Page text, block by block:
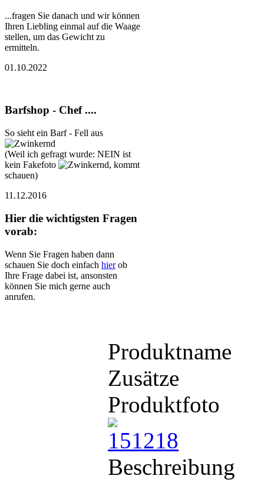
...fragen Sie danach und wir können
Ihren Liebling einmal auf die Waage
stellen, um das Gewicht zu
ermitteln.
01.10.2022
Barfshop - Chef ....
So sieht ein Barf - Fell aus
(Weil ich gefragt wurde: NEIN ist
kein Fakefoto
, kommt
schauen)
11.12.2016
Hier die wichtigsten Fragen
vorab:
Wenn Sie Fragen haben dann
schauen Sie doch einfach hierob
Ihre Frage dabei ist, ansonsten
können Sie mich gerne auch
anrufen.
Produktname
Zusätze
Produktfoto
Beschreibung